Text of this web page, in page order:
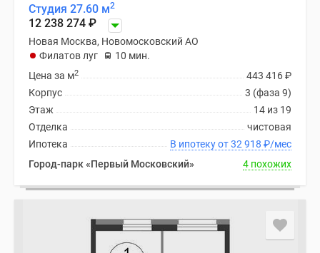
Студия 27.60 м2
12 238 274 ₽
Новая Москва, Новомосковский АО
Филатов луг
10 мин.
443 416₽
Цена за м2
3 (фаза 9)
Корпус
14 из 19
Этаж
чистовая
Отделка
В ипотеку от 32 918 ₽/мес
Ипотека
Город-парк «Первый Московский»
4 похожих